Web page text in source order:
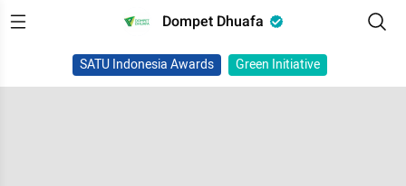
Dompet Dhuafa
SATU Indonesia Awards Green Initiative